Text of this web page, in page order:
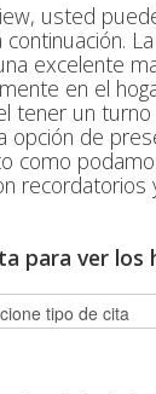
usted
excelente
en el
tener un
opción de
como
recordatorios
para ver los